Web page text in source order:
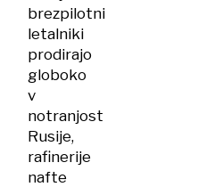
brezpilotni
letalniki
prodirajo
globoko
v
notranjost
Rusije,
rafinerije
nafte